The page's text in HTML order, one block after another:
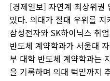
[경제일보] 자연계 최상위권
있다. 의대가 절대 우위를
삼성전자와 SK하이닉스 취
반도체 계약학과가 서울대
부 대학 반도체 계약학과는
을 기록하며 의대 턱밑까지